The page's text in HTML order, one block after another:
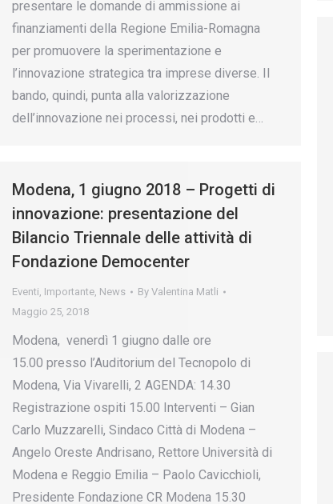
presentare le domande di ammissione ai
finanziamenti della Regione Emilia-Romagna
per promuovere la sperimentazione e
l’innovazione strategica tra imprese diverse. Il
bando, quindi, punta alla valorizzazione
dell’innovazione nei processi, nei prodotti e…
Modena, 1 giugno 2018 – Progetti di
innovazione: presentazione del
Bilancio Triennale delle attività di
Fondazione Democenter
Eventi, Importante, News By Valentina Matli
Maggio 25, 2018
Modena, venerdì 1 giugno dalle ore
15.00 presso l’Auditorium del Tecnopolo di
Modena, Via Vivarelli, 2 AGENDA: 14.30
Registrazione ospiti 15.00 Interventi – Gian
Carlo Muzzarelli, Sindaco Città di Modena –
Angelo Oreste Andrisano, Rettore Università di
Modena e Reggio Emilia – Paolo Cavicchioli,
Presidente Fondazione CR Modena 15.30